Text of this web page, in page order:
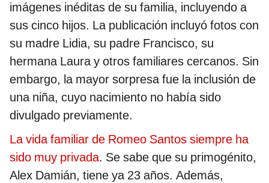
imágenes inéditas de su familia, incluyendo a
sus cinco hijos. La publicación incluyó fotos con
su madre Lidia, su padre Francisco, su
hermana Laura y otros familiares cercanos. Sin
embargo, la mayor sorpresa fue la inclusión de
una niña, cuyo nacimiento no había sido
divulgado previamente.
La vida familiar de Romeo Santos siempre ha
sido muy privada. Se sabe que su primogénito,
Alex Damián, tiene ya 23 años. Además,